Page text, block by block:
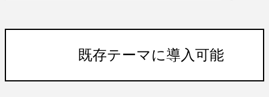
既存テーマに導入可能